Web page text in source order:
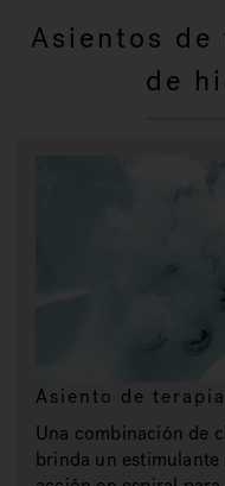
Asientos de
de
Asiento de
Una combinación de
brinda un estimulante